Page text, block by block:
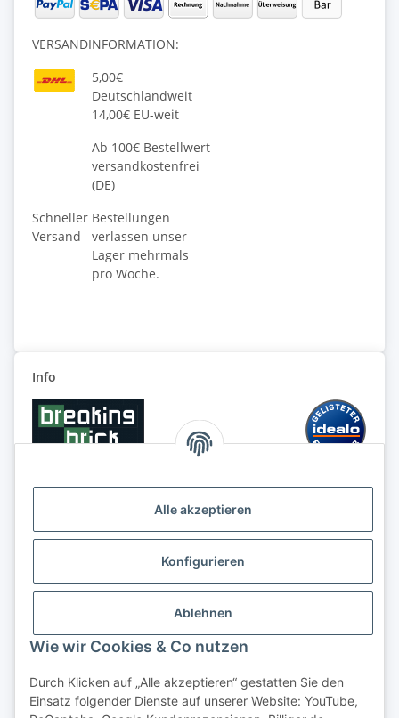
Alle akzeptieren
Konfigurieren
Ablehnen
Wie wir Cookies & Co nutzen
Durch Klicken auf „Alle akzeptieren“ gestatten Sie den
Einsatz folgender Dienste auf unserer Website: YouTube,
VERSANDINFORMATION:
5,00€
Deutschlandweit
14,00€ EU-weit
Ab 100€ Bestellwert
versandkostenfrei
(DE)
Schneller
Versand
Bestellungen
verlassen unser
Lager mehrmals
pro Woche.
Info